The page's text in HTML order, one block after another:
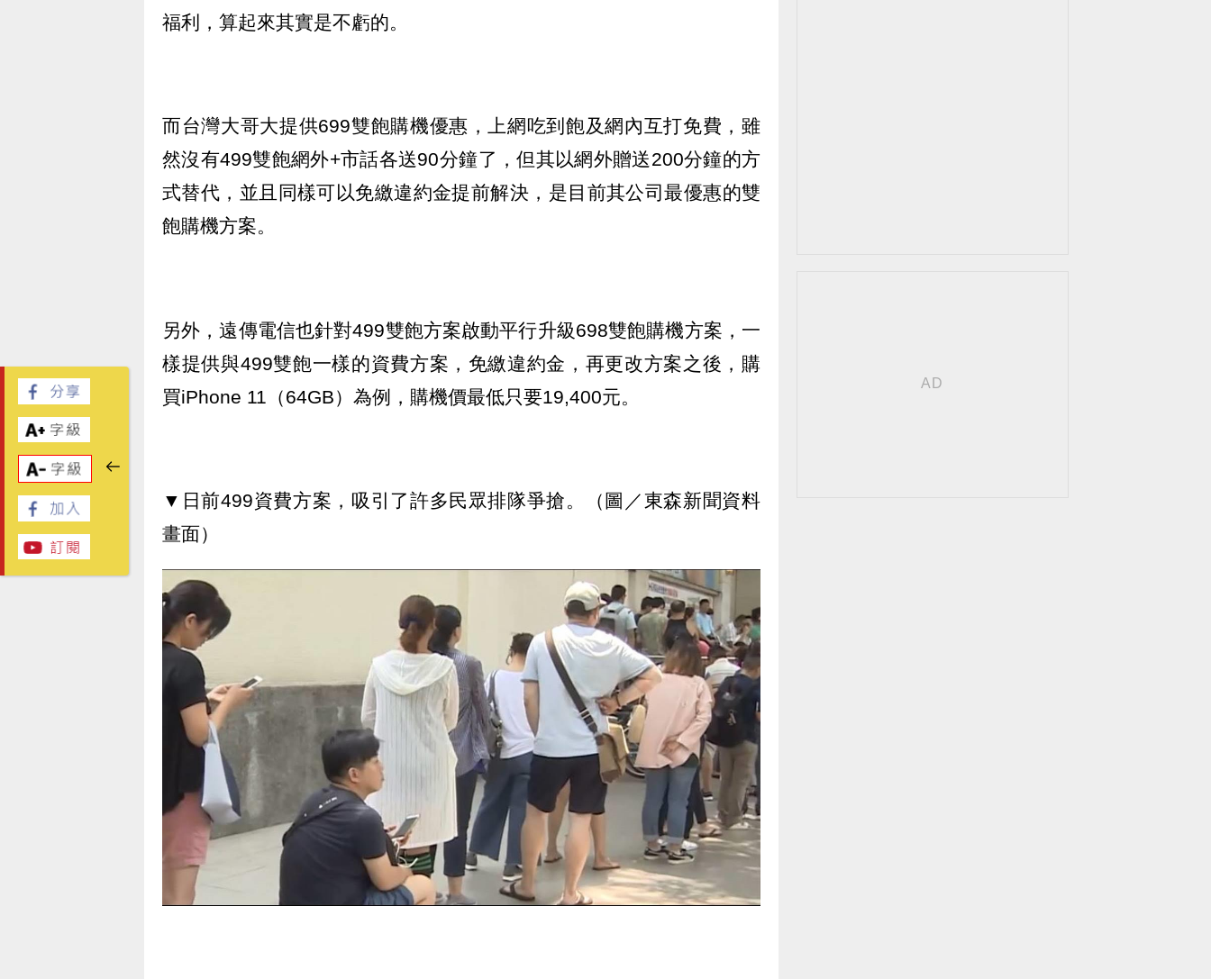
福利，算起來其實是不虧的。
而台灣大哥大提供699雙飽購機優惠，上網吃到飽及網內互打免費，雖
然沒有499雙飽網外+市話各送90分鐘了，但其以網外贈送200分鐘的方
式替代，並且同樣可以免繳違約金提前解決，是目前其公司最優惠的雙
飽購機方案。
另外，遠傳電信也針對499雙飽方案啟動平行升級698雙飽購機方案，一
樣提供與499雙飽一樣的資費方案，免繳違約金，再更改方案之後，購
買iPhone 11（64GB）為例，購機價最低只要19,400元。
▼日前499資費方案，吸引了許多民眾排隊爭搶。（圖／東森新聞資料
畫面）